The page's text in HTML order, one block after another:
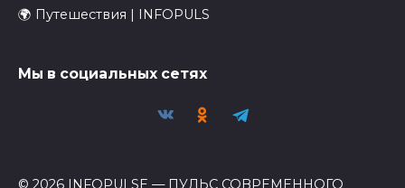
🌍 Путешествия | INFOPULS
Мы в социальных сетях
© 2026 INFOPULSE — ПУЛЬС СОВРЕМЕННОГО